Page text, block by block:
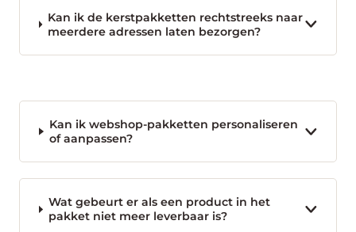
Kan ik de kerstpakketten rechtstreeks naar
meerdere adressen laten bezorgen?
Kan ik webshop-pakketten personaliseren
of aanpassen?
Wat gebeurt er als een product in het
pakket niet meer leverbaar is?